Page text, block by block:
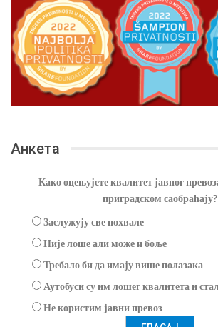
Анкета
Како оцењујете квалитет јавног
приградском саобраћају?
Заслужују све похвале
Није лоше али може и боље
Требало би да имају више полазака
Аутобуси су им лошег квалитета и
Не користим јавни превоз